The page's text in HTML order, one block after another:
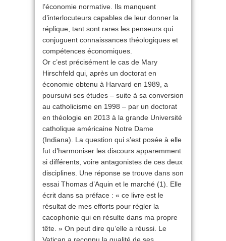
l’économie normative. Ils manquent
d’interlocuteurs capables de leur donner la
réplique, tant sont rares les penseurs qui
conjuguent connaissances théologiques et
compétences économiques.
Or c’est précisément le cas de Mary
Hirschfeld qui, après un doctorat en
économie obtenu à Harvard en 1989, a
poursuivi ses études – suite à sa conversion
au catholicisme en 1998 – par un doctorat
en théologie en 2013 à la grande Université
catholique américaine Notre Dame
(Indiana). La question qui s’est posée à elle
fut d’harmoniser les discours apparemment
si différents, voire antagonistes de ces deux
disciplines. Une réponse se trouve dans son
essai Thomas d’Aquin et le marché (1). Elle
écrit dans sa préface : « ce livre est le
résultat de mes efforts pour régler la
cacophonie qui en résulte dans ma propre
tête. » On peut dire qu’elle a réussi. Le